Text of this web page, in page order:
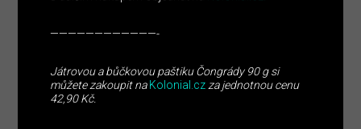
————————————-
Játrovou a bůčkovou paštiku Čongrády 90 g si
můžete zakoupit naKolonial.cz za jednotnou cenu
42,90 Kč.